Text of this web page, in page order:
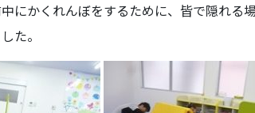
にかくれんぼをするために、皆で隠れ
た。